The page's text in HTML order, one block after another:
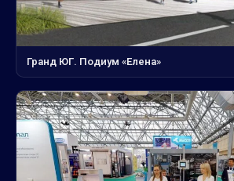
Гранд ЮГ. Подиум «Елена»